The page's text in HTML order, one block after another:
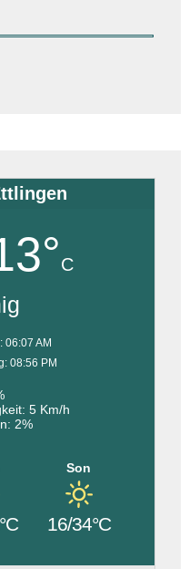
C
06:07 AM
08:56 PM
5 Km/h
2%
Son
16/34°C